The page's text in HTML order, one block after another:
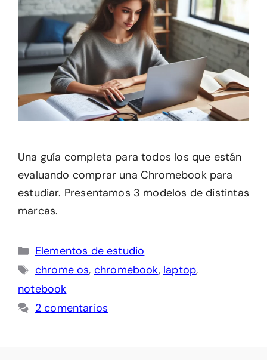
Una guía completa para todos los que están
evaluando comprar una Chromebook para
estudiar. Presentamos 3 modelos de distintas
marcas.
Categorías
Elementos de estudio
Etiquetas
chrome os, chromebook, laptop,
notebook
2 comentarios